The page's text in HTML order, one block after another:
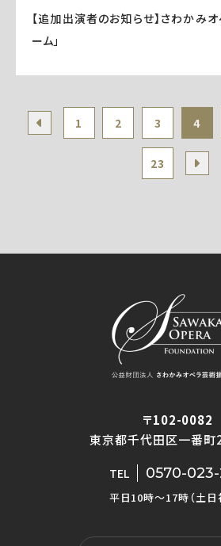
【追加出演者のお知らせ】さわかみ
ーム」
1 2 3 4
23
〒102-0082
東京都千代田区一番町
TEL 0570-
平日10時〜17時（土日